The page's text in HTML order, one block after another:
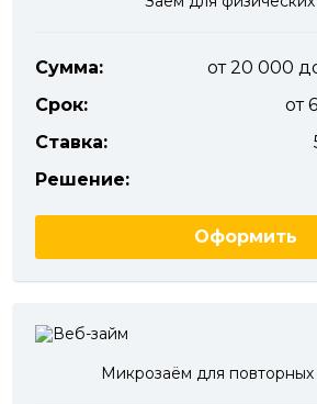
Сумма:
от 20 000
Срок:
от
Ставка:
Решение:
Оформить
Микрозаём для повторных